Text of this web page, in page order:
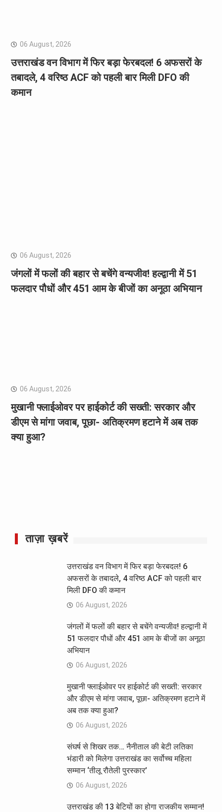
06 August, 2026
उत्तराखंड वन विभाग में फिर बड़ा फेरबदल! 6 अफसरों के
तबादले, 4 वरिष्ठ ACF को पहली बार मिली DFO की
कमान
06 August, 2026
जंगलों में फलों की बहार से बचेंगे वन्यजीव! हल्द्वानी में 51
फलदार पौधों और 451 आम के बीजों का अनूठा अभियान
06 August, 2026
मुखानी फ्लाईओवर पर हाईकोर्ट की सख्ती: सरकार और
डीएम से मांगा जवाब, पूछा- अतिक्रमण हटाने में अब तक
क्या हुआ?
ताज़ा ख़बरें
उत्तराखंड वन विभाग में फिर बड़ा फेरबदल! 6
अफसरों के तबादले, 4 वरिष्ठ ACF को पहली बार
मिली DFO की कमान
06 August, 2026
जंगलों में फलों की बहार से बचेंगे वन्यजीव! हल्द्वानी में
51 फलदार पौधों और 451 आम के बीजों का अनूठा
अभियान
06 August, 2026
मुखानी फ्लाईओवर पर हाईकोर्ट की सख्ती: सरकार
और डीएम से मांगा जवाब, पूछा- अतिक्रमण हटाने में
अब तक क्या हुआ?
06 August, 2026
संघर्ष से शिखर तक… नैनीताल की बेटी लतिका
भंडारी को मिलेगा उत्तराखंड का सर्वोच्च महिला
सम्मान ‘तीलू रौतेली पुरस्कार’
06 August, 2026
उत्तराखंड की 13 बेटियों का होगा राजकीय सम्मान!